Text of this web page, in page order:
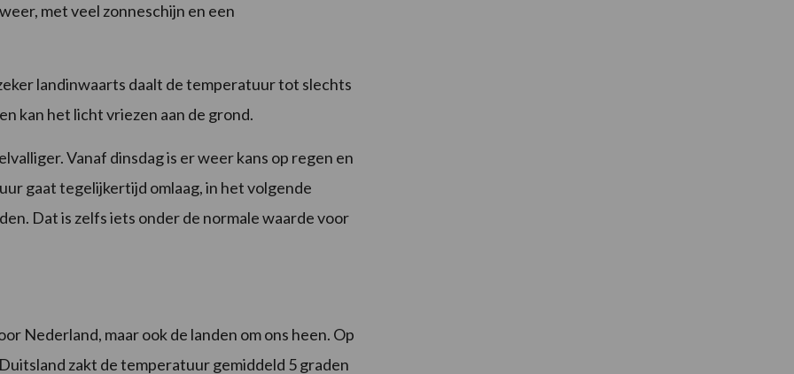
met veel zonneschijn en een
landinwaarts daalt de temperatuur tot slechts
kan het licht vriezen aan de grond.
Vanaf dinsdag is er weer kans op regen en
gaat tegelijkertijd omlaag, in het volgende
Dat is zelfs iets onder de normale waarde voor
Nederland, maar ook de landen om ons heen. Op
zakt de temperatuur gemiddeld 5 graden